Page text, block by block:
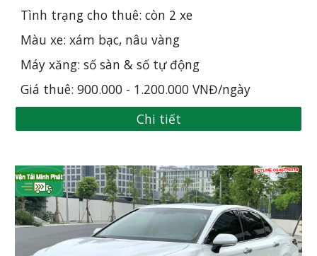
Tình trạng cho thuê: còn 2 xe
Màu xe: xám bạc, nâu vàng
Máy xăng: số sàn & số tự động
Giá thuê: 900.000 - 1.200.000 VNĐ/ngày
Chi tiết